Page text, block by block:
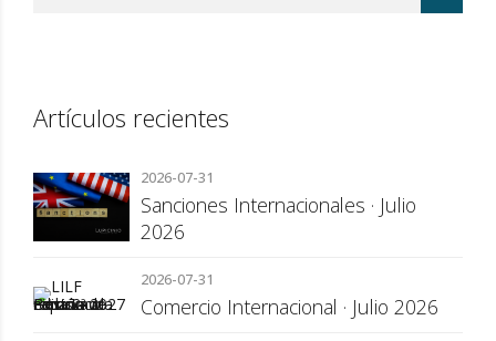
Artículos recientes
2026-07-31
Sanciones Internacionales · Julio
2026
2026-07-31
Comercio Internacional · Julio 2026